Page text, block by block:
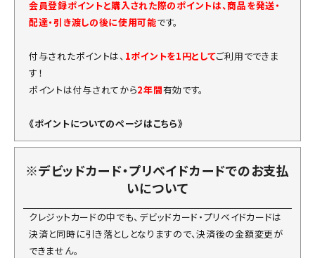
会員登録ポイントと購入された際のポイントは、商品を発送・
配達・引き渡しの後に使用可能です。
付与されたポイントは、 1ポイントを1円としてご利用でできま
す！
ポイントは付与されてから2年間有効です。
《ポイントについてのページはこちら》
※デビッドカード・プリベイドカードでのお支払
いについて
クレジットカードの中でも、デビッドカード・プリベイドカードは
決済と同時に引き落としとなりますので、決済後の金額変更が
できません。